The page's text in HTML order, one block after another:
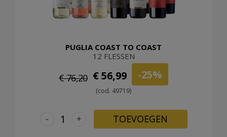
PUGLIA COAST TO COAST
12 FLESSEN
€ 76,20 € 56,99 -25%
(cod. 49719)
+
- TOEVOEGEN